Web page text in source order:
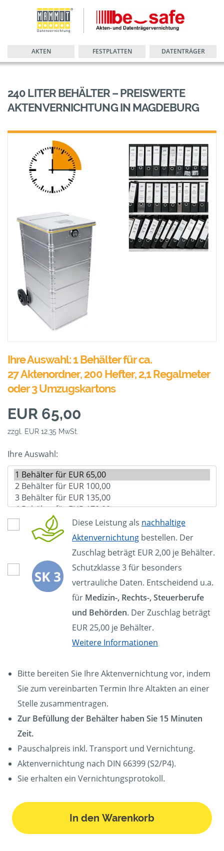
AKTEN FESTPLATTEN DATENTRÄGER
240 LITER BEHÄLTER – PREISWERTE
AKTENVERNICHTUNG IN MAGDEBURG
Ihre Auswahl: 1 Behälter für ca.
27 Aktenordner, 200 Hefter, 2,1 Regalmeter
oder 3 Umzugskartons
EUR 65,00
zzgl. EUR 12,35 MwSt.
Ihre Auswahl:
Diese Leistung als nachhaltige
Aktenvernichtung bestellen. Der
Zuschlag beträgt EUR 2,00 je Behälter.
Schutzklasse 3 für besonders
vertrauliche Daten. Entscheidend u.a.
für Medizin-, Rechts-, Steuerberufe
und Behörden. Der Zuschlag beträgt
EUR 25,00 je Behälter.
Weitere Informationen
Bitte bereiten Sie Ihre Aktenvernichtung vor, indem
Sie zum vereinbarten Termin Ihre Altakten an einer
Stelle zusammentragen.
Zur Befüllung der Behälter haben Sie 15 Minuten
Zeit.
Pauschalpreis inkl. Transport und Vernichtung.
Aktenvernichtung nach DIN 66399 (S2/P4).
Sie erhalten ein Vernichtungsprotokoll.
In den Warenkorb